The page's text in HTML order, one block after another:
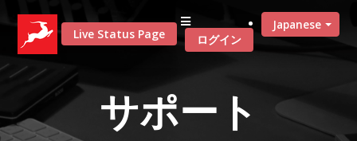
Live Status Page
Japanese
ログイン
サポート